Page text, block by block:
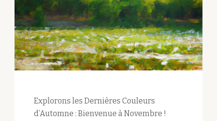
Explorons les Dernières Couleurs
d’Automne : Bienvenue à Novembre !